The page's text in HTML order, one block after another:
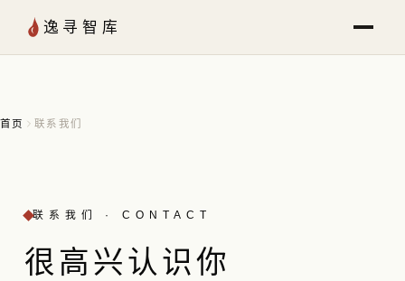
跳至内容逸寻智库
首页 联系我们
联系我们 · CONTACT
很高兴认识你